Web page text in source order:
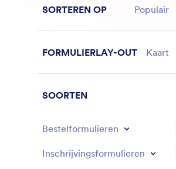
SORTEREN OP Populair
FORMULIERLAY-OUT Kaart
SOORTEN
Bestelformulieren
Inschrijvingsformulieren